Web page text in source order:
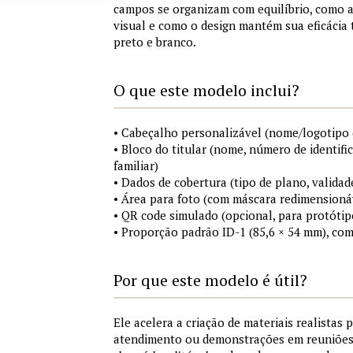
campos se organizam com equilíbrio, como
visual e como o design mantém sua
preto e branco.
O que este modelo inclui?
• Cabeçalho personalizável (nome/logotipo
• Bloco do titular (nome, número de
familiar)
• Dados de cobertura (tipo de plano,
• Área para foto (com máscara
• QR code simulado (opcional, para
• Proporção padrão ID-1 (85,6 × 54 mm),
Por que este modelo é útil?
Ele acelera a criação de materiais realistas
atendimento ou demonstrações em